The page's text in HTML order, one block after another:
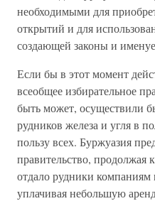
необходимыми для
открытий и для
создающей законы и
Если бы в этот момент
всеобщее избирательное
быть может, осуществили
рудников железа и угля в
пользу всех. Буржуазия
правительство, продолжая
отдало рудники компаниям
уплачивая небольшую